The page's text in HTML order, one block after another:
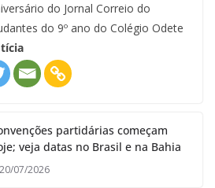
do Jornal Correio do
do 9º ano do Colégio Odete
partidárias começam
veja datas no Brasil e na Bahia
20/07/2026